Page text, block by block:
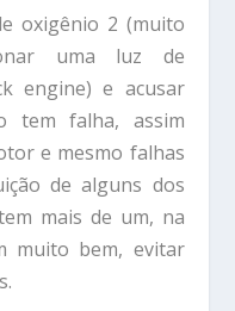
oxigênio 2 (muito
uma luz de
engine) e acusar
tem falha, assim
e mesmo falhas
de alguns dos
mais de um, na
muito bem, evitar